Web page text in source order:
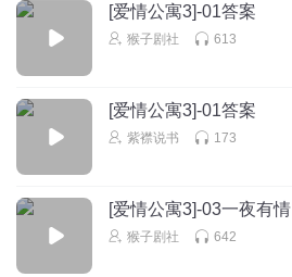
[爱情公寓3]-01答案
猴子剧社 613
[爱情公寓3]-01答案
紫襟说书 173
[爱情公寓3]-03一夜有情
猴子剧社 642